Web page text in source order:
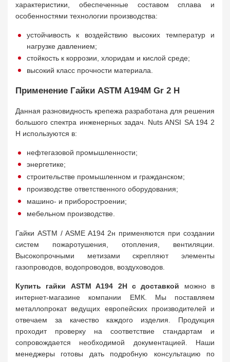
характеристики, обеспеченные составом сплава и
особенностями технологии производства:
устойчивость к воздействию высоких температур и
нагрузке давлением;
стойкость к коррозии, хлоридам и кислой среде;
высокий класс прочности материала.
Применение Гайки ASTM A194M Gr 2 H
Данная разновидность крепежа разработана для решения
большого спектра инженерных задач. Nuts ANSI SA 194 2
H используются в:
нефтегазовой промышленности;
энергетике;
строительстве промышленном и гражданском;
производстве ответственного оборудования;
машино- и приборостроении;
мебельном производстве.
Гайки ASTM / ASME A194 2н применяются при создании
систем пожаротушения, отопления, вентиляции.
Высокопрочными метизами скрепляют элементы
газопроводов, водопроводов, воздуховодов.
Купить гайки ASTM A194 2H с доставкой можно в
интернет-магазине компании ЕМК. Мы поставляем
металлопрокат ведущих европейских производителей и
отвечаем за качество каждого изделия. Продукция
проходит проверку на соответствие стандартам и
сопровождается необходимой документацией. Наши
менеджеры готовы дать подробную консультацию по